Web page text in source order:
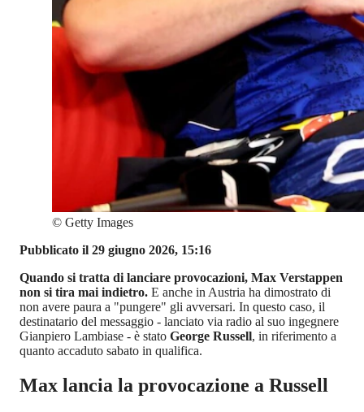
© Getty Images
Pubblicato il 29 giugno 2026, 15:16
Quando si tratta di lanciare provocazioni, Max Verstappen
non si tira mai indietro. E anche in Austria ha dimostrato di
non avere paura a "pungere" gli avversari. In questo caso, il
destinatario del messaggio - lanciato via radio al suo ingegnere
Gianpiero Lambiase - è stato George Russell, in riferimento a
quanto accaduto sabato in qualifica.
Max lancia la provocazione a Russell